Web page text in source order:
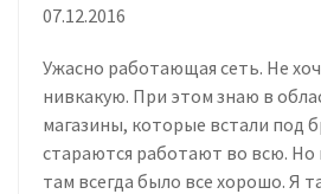
07.12.2016
Ужасно работающая сеть. Не
нивкакую. При этом знаю в
магазины, которые встали под
стараются работают во всю. Но
там всегда было все хорошо. Я